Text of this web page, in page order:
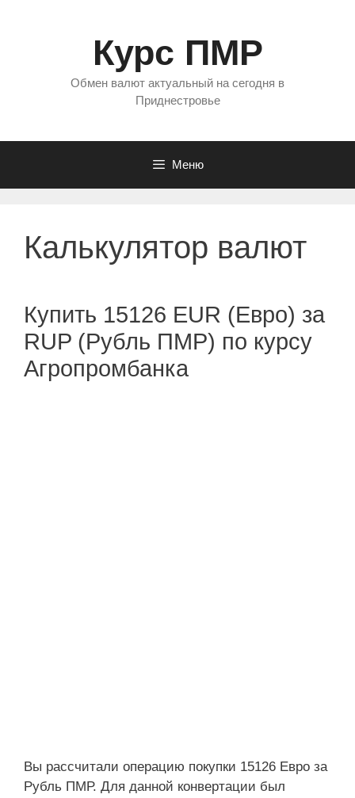
Курс ПМР
Обмен валют актуальный на сегодня в
Приднестровье
Меню
Калькулятор валют
Купить 15126 EUR (Евро) за
RUP (Рубль ПМР) по курсу
Агропромбанка
Вы рассчитали операцию покупки 15126 Евро за
Рубль ПМР. Для данной конвертации был